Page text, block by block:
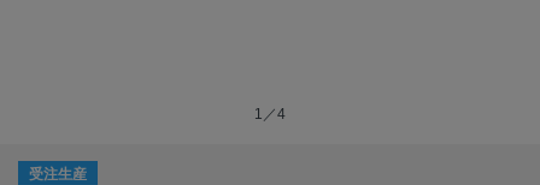
1／4
受注生産